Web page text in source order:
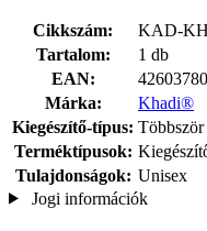
Cikkszám:
KAD-
Tartalom:
1 db
EAN:
Márka:
Khadi®
Kiegészítő-típus: Többször
Terméktípusok:
Tulajdonságok: Unisex
Jogi információk